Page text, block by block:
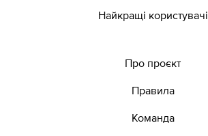
Найкращі користувачі
Про проєкт
Правила
Команда